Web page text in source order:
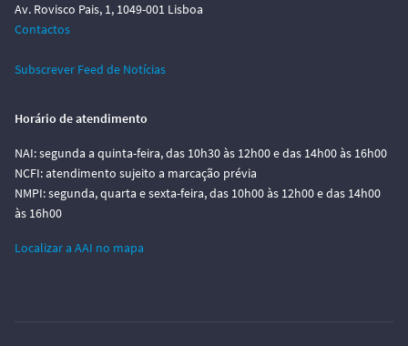
Av. Rovisco Pais, 1, 1049-001 Lisboa
Contactos
Subscrever Feed de Notícias
Horário de atendimento
NAI: segunda a quinta-feira, das 10h30 às 12h00 e das 14h00 às 16h00
NCFI: atendimento sujeito a marcação prévia
NMPI: segunda, quarta e sexta-feira, das 10h00 às 12h00 e das 14h00
às 16h00
Localizar a AAI no mapa